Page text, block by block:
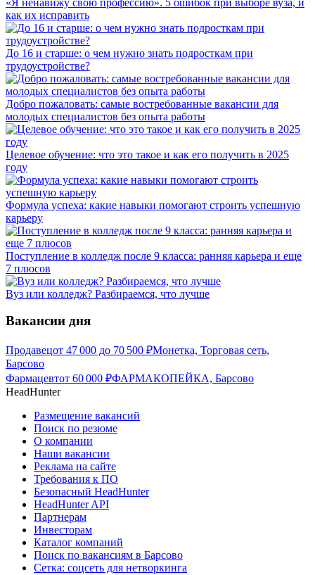
как их исправить
До 16 и старше: о чем нужно знать подросткам при
трудоустройстве?
Добро пожаловать: самые востребованные вакансии для
молодых специалистов без опыта работы
Целевое обучение: что это такое и как его получить в 2025
году
Формула успеха: какие навыки помогают строить успешную
карьеру
Поступление в колледж после 9 класса: ранняя карьера и еще
7 плюсов
Вуз или колледж? Разбираемся, что лучше
Вакансии дня
Продавецот 47 000 до 70 500 ₽Монетка, Торговая сеть,
Барсово
Фармацевтот 60 000 ₽ФАРМАКОПЕЙКА, Барсово
HeadHunter
Размещение вакансий
Поиск по резюме
О компании
Наши вакансии
Реклама на сайте
Требования к ПО
Безопасный HeadHunter
HeadHunter API
Партнерам
Инвесторам
Каталог компаний
Поиск по вакансиям в Барсово
Сетка: соцсеть для нетворкинга